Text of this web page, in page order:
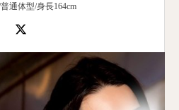
通体型/身長164cm